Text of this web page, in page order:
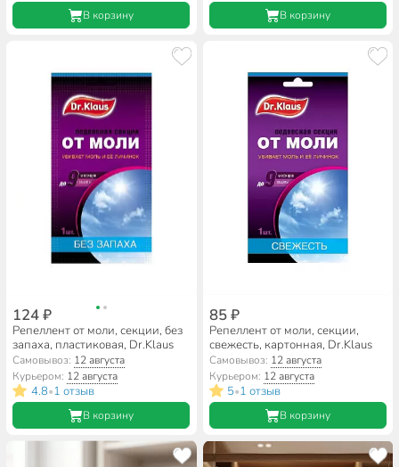
В корзину В корзину
124 ₽
Репеллент от моли, секции, без
запаха, пластиковая, Dr.Klaus
Самовывоз: 12 августа
Курьером: 12 августа
4.8•1 отзыв
В корзину
85 ₽
Репеллент от моли, секции,
свежесть, картонная, Dr.Klaus
Самовывоз: 12 августа
Курьером: 12 августа
5•1 отзыв
В корзину